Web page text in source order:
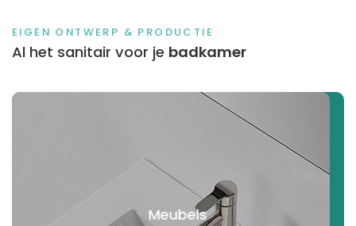
EIGEN ONTWERP & PRODUCTIE
Al het sanitair voor je badkamer
Meubels